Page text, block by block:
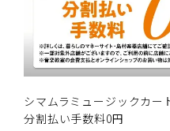
シマムラミュージックカー
分割払い手数料0円